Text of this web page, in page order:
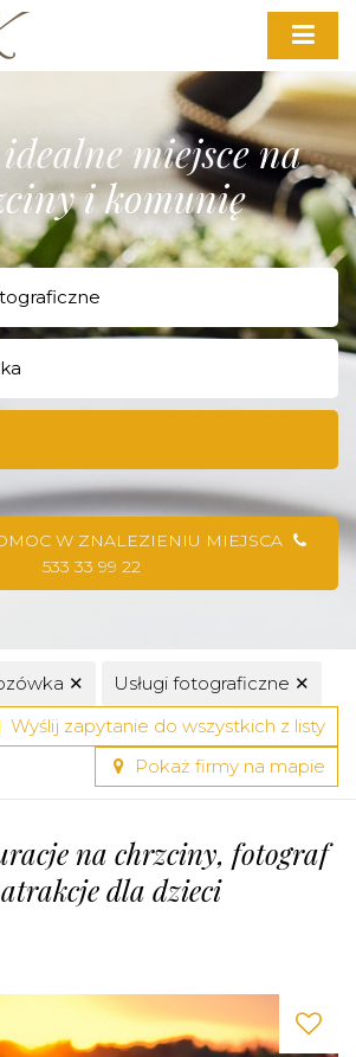
miejsce na
i komunię
W ZNALEZIENIU MIEJSCA
533 33 99 22
✕ Usługi fotograficzne ✕
Wyślij zapytanie do wszystkich z listy
Pokaż firmy na mapie
na chrzciny, fotograf
dla dzieci